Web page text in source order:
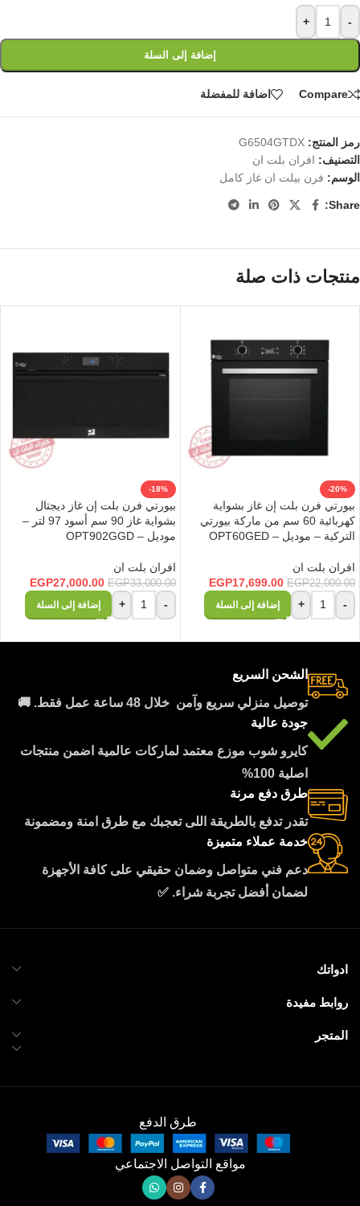
-
+
إضافة إلى السلة
Compare اضافة للمفضلة
رمز المنتج: G6504GTDX
التصنيف: افران بلت ان
الوسم: فرن بيلت ان غاز كامل
Share:
منتجات ذات صلة
-20%
بيورتي فرن بلت إن غاز بشواية
كهربائية 60 سم من ماركة بيورتي
التركية – موديل – OPT60GED
افران بلت ان
EGP22,000.00
EGP17,699.00
-
+ إضافة إلى السلة
-18%
بيورتي فرن بلت إن غاز ديجتال
بشواية غاز 90 سم أسود 97 لتر –
موديل – OPT902GGD
افران بلت ان
EGP33,000.00
EGP27,000.00
-
+ إضافة إلى السلة
الشحن السريع
توصيل منزلي سريع وآمن خلال 48 ساعة عمل فقط. 🚚
جودة عالية
كايرو شوب موزع معتمد لماركات عالمية اضمن منتجات
اصلية 100%
طرق دفع مرنة
تقدر تدفع بالطريقة اللى تعجبك مع طرق امنة ومضمونة
خدمة عملاء متميزة
دعم فني متواصل وضمان حقيقي على كافة الأجهزة
لضمان أفضل تجربة شراء. ✅
ادواتك
روابط مفيدة
المتجر
طرق الدفع
مواقع التواصل الاجتماعي